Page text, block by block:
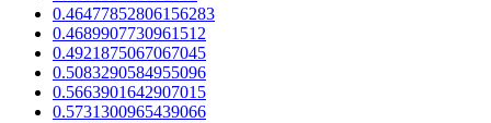
0.46477852806156283
0.4689907730961512
0.4921875067067045
0.5083290584955096
0.5663901642907015
0.5731300965439066